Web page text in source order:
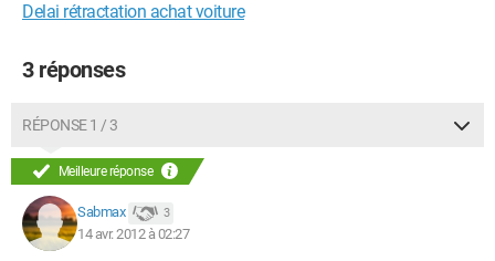
Delai rétractation achat voiture
3 réponses
RÉPONSE 1 / 3
Meilleure réponse
Sabmax 3
14 avr. 2012 à 02:27